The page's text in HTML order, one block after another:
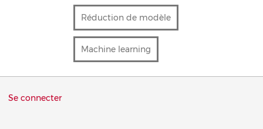
Réduction de modèle
Machine learning
Menu
Se connecter